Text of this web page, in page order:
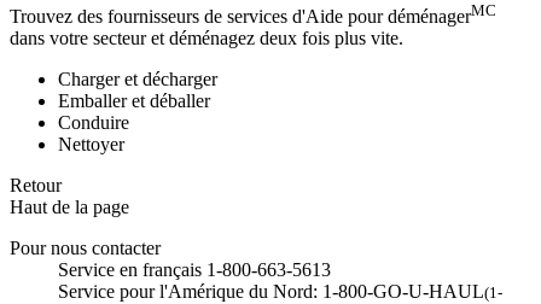
Trouvez des fournisseurs de services d'Aide pour déménagerMC
dans votre secteur et déménagez deux fois plus vite.
Charger et décharger
Emballer et déballer
Conduire
Nettoyer
Retour
Haut de la page
Pour nous contacter
Service en français 1-800-663-5613
Service pour l'Amérique du Nord: 1-800-GO-U-HAUL(1-